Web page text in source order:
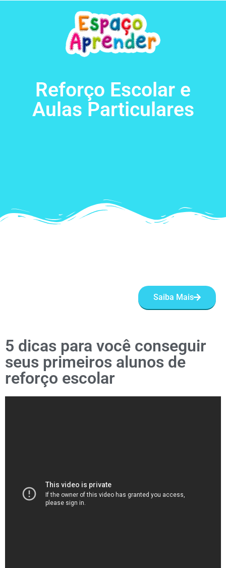
Reforço Escolar e
Aulas Particulares
5 dicas para você conseguir
seus primeiros alunos de
reforço escolar
Saiba Mais